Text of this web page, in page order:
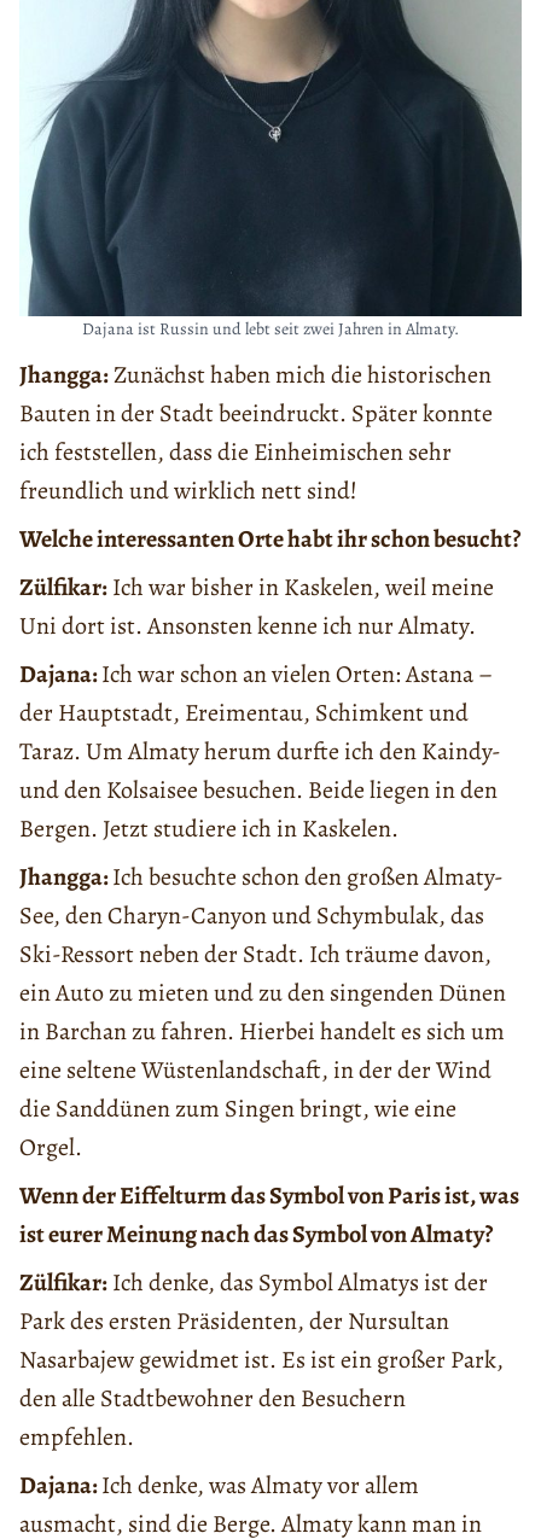
Dajana ist Russin und lebt seit zwei Jahren in Almaty.
Jhangga:Zunächst haben mich die historischen
Bauten in der Stadt beeindruckt. Später konnte
ich feststellen, dass die Einheimischen sehr
freundlich und wirklich nett sind!
Welche interessanten Orte habt ihr schon besucht?
Zülfikar:Ich war bisher in Kaskelen, weil meine
Uni dort ist. Ansonsten kenne ich nur Almaty.
Dajana:Ich war schon an vielen Orten: Astana –
der Hauptstadt, Ereimentau, Schimkent und
Taraz. Um Almaty herum durfte ich den Kaindy-
und den Kolsaisee besuchen. Beide liegen in den
Bergen. Jetzt studiere ich in Kaskelen.
Jhangga:Ich besuchte schon den großen Almaty-
See, den Charyn-Canyon und Schymbulak, das
Ski-Ressort neben der Stadt. Ich träume davon,
ein Auto zu mieten und zu den singenden Dünen
in Barchan zu fahren. Hierbei handelt es sich um
eine seltene Wüstenlandschaft, in der der Wind
die Sanddünen zum Singen bringt, wie eine
Orgel.
Wenn der Eiffelturm das Symbol von Paris ist, was
ist eurer Meinung nach das Symbol von Almaty?
Zülfikar:Ich denke, das Symbol Almatys ist der
Park des ersten Präsidenten, der Nursultan
Nasarbajew gewidmet ist. Es ist ein großer Park,
den alle Stadtbewohner den Besuchern
empfehlen.
Dajana:Ich denke, was Almaty vor allem
ausmacht, sind die Berge. Almaty kann man in